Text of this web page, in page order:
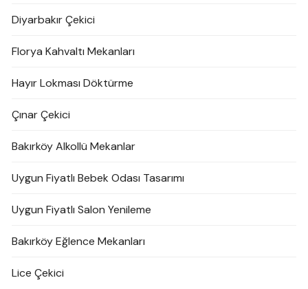
Diyarbakır Çekici
Florya Kahvaltı Mekanları
Hayır Lokması Döktürme
Çınar Çekici
Bakırköy Alkollü Mekanlar
Uygun Fiyatlı Bebek Odası Tasarımı
Uygun Fiyatlı Salon Yenileme
Bakırköy Eğlence Mekanları
Lice Çekici